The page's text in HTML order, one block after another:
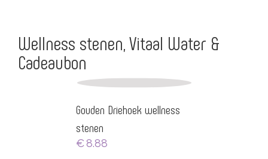
Wellness stenen, Vitaal Water &
Cadeaubon
Gouden Driehoek wellness
stenen
€ 8.88